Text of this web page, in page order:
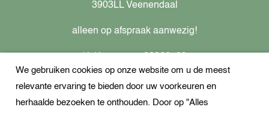
3903LL Veenendaal
alleen op afspraak aanwezig!
Btw-nummer: nl862437301B01
+31621944547
We gebruiken cookies op onze website om u de meest
relevante ervaring te bieden door uw voorkeuren en
herhaalde bezoeken te onthouden. Door op "Alles